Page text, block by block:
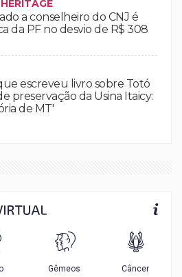
a conselheiro do CNJ é
da PF no desvio de R$ 308
escreveu livro sobre Totó
preservação da Usina Itaicy:
de MT'